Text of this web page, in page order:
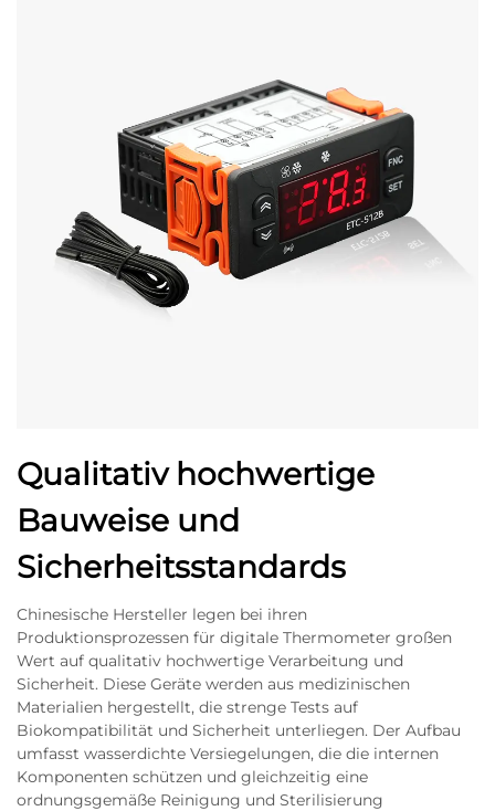
Qualitativ hochwertige
Bauweise und
Sicherheitsstandards
Chinesische Hersteller legen bei ihren
Produktionsprozessen für digitale Thermometer großen
Wert auf qualitativ hochwertige Verarbeitung und
Sicherheit. Diese Geräte werden aus medizinischen
Materialien hergestellt, die strenge Tests auf
Biokompatibilität und Sicherheit unterliegen. Der Aufbau
umfasst wasserdichte Versiegelungen, die die internen
Komponenten schützen und gleichzeitig eine
ordnungsgemäße Reinigung und Sterilisierung